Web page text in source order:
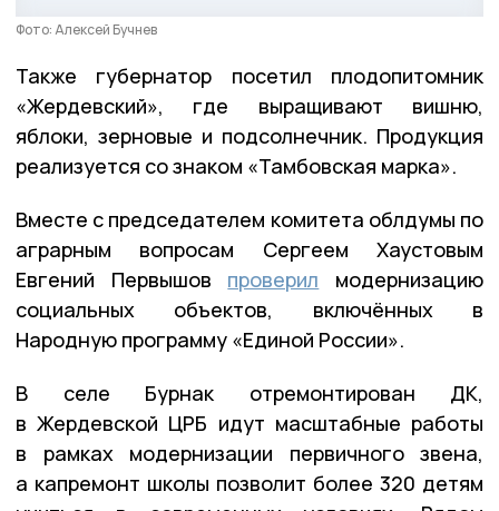
Фото: Алексей Бучнев
Также губернатор посетил плодопитомник
«Жердевский», где выращивают вишню,
яблоки, зерновые и подсолнечник. Продукция
реализуется со знаком «Тамбовская марка».
Вместе с председателем комитета облдумы по
аграрным вопросам Сергеем Хаустовым
Евгений Первышов проверил модернизацию
социальных объектов, включённых в
Народную программу «Единой России».
В селе Бурнак отремонтирован ДК,
в Жердевской ЦРБ идут масштабные работы
в рамках модернизации первичного звена,
а капремонт школы позволит более 320 детям